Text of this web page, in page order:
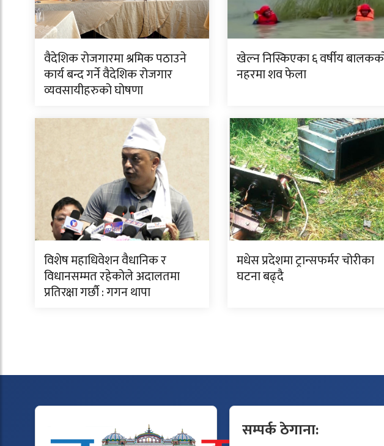
वैदेशिक रोजगारमा श्रमिक पठाउने
कार्य बन्द गर्ने वैदेशिक रोजगार
व्यवसायीहरुको घोषणा
खेल्न निस्किएका ६ वर्षीय
नहरमा शव फेला
विशेष महाधिवेशन वैधानिक र
विधानसम्मत रहेकोले अदालतमा
प्रतिरक्षा गर्छौ : गगन थापा
मधेस प्रदेशमा ट्रान्सफर्मर चोरीका
घटना बढ्दै
सम्पर्क ठेगाना: